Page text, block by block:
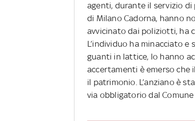
agenti, durante il servizio di
di Milano Cadorna, hanno
avvicinato dai poliziotti, ha
L’individuo ha minacciato
guanti in lattice, lo hanno
accertamenti è emerso che
il patrimonio. L’anziano è
via obbligatorio dal